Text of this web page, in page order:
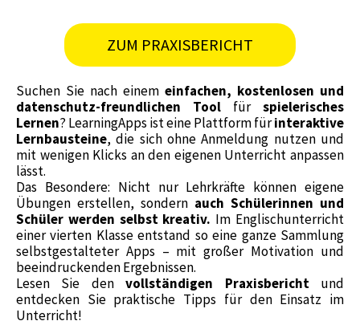
ZUM PRAXISBERICHT
Suchen Sie nach einem einfachen, kostenlosen und
datenschutz-freundlichen Tool für spielerisches
Lernen? LearningApps ist eine Plattform fürinteraktive
Lernbausteine, die sich ohne Anmeldung nutzen und
mit wenigen Klicks an den eigenen Unterricht anpassen
lässt.
Das Besondere: Nicht nur Lehrkräfte können eigene
Übungen erstellen, sondern auch Schülerinnen und
Schüler werden selbst kreativ. Im Englischunterricht
einer vierten Klasse entstand so eine ganze Sammlung
selbstgestalteter Apps – mit großer Motivation und
beeindruckenden Ergebnissen.
Lesen Sie denvollständigen Praxisbericht und
entdecken Sie praktische Tipps für den Einsatz im
Unterricht!